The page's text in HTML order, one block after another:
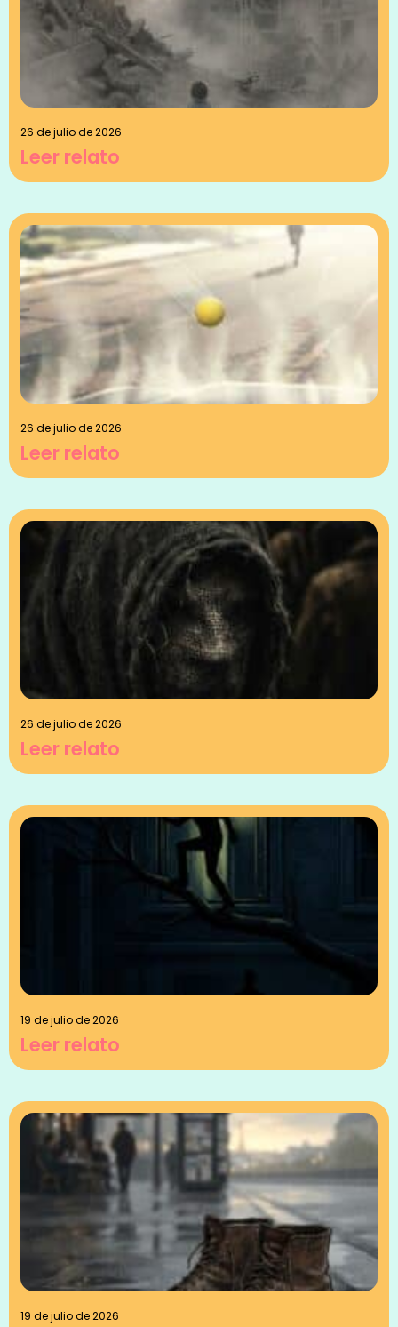
26 de julio de 2026
Leer relato
26 de julio de 2026
Leer relato
26 de julio de 2026
Leer relato
19 de julio de 2026
Leer relato
19 de julio de 2026